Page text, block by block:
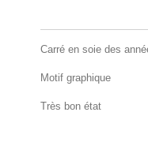
Carré en soie des
Motif graphique
Très bon état